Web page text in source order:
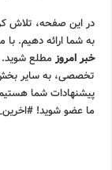
در این صفحه، تلاش
به شما ارائه دهیم. با
خبر امروزمطلع شوید.
تخصصی، به سایر
پیشنهادات شما
ما عضو شوید!